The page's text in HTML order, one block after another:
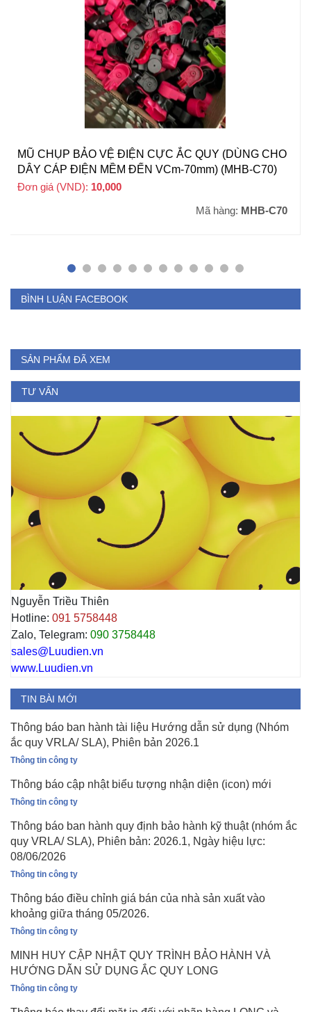
MŨ CHỤP BẢO VỆ ĐIỆN CỰC ẮC QUY (DÙNG CHO
DÂY CÁP ĐIỆN MỀM ĐẾN VCm-70mm) (MHB-C70)
Đơn giá (VND): 10,000
Mã hàng: MHB-C70
BÌNH LUẬN FACEBOOK
SẢN PHẨM ĐÃ XEM
TƯ VẤN
Nguyễn Triều Thiên
Hotline: 091 5758448
Zalo, Telegram: 090 3758448
sales@Luudien.vn
www.Luudien.vn
TIN BÀI MỚI
Thông báo ban hành tài liệu Hướng dẫn sử dụng (Nhóm
ắc quy VRLA/ SLA), Phiên bản 2026.1
Thông tin công ty
Thông báo cập nhật biểu tượng nhận diện (icon) mới
Thông tin công ty
Thông báo ban hành quy định bảo hành kỹ thuật (nhóm ắc
quy VRLA/ SLA), Phiên bản: 2026.1, Ngày hiệu lực:
08/06/2026
Thông tin công ty
Thông báo điều chỉnh giá bán của nhà sản xuất vào
khoảng giữa tháng 05/2026.
Thông tin công ty
MINH HUY CẬP NHẬT QUY TRÌNH BẢO HÀNH VÀ
HƯỚNG DẪN SỬ DỤNG ẮC QUY LONG
Thông tin công ty